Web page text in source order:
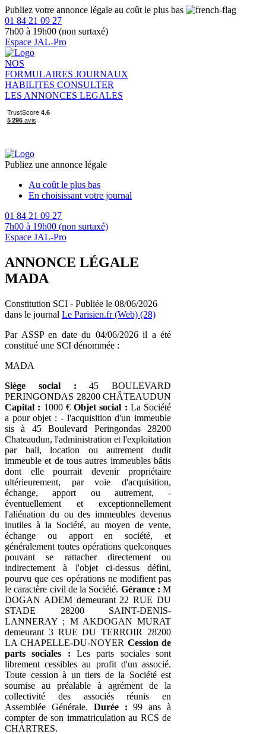
Publiez votre annonce légale au coût le plus bas
01 84 21 09 27
7h00 à 19h00 (non surtaxé)
Espace JAL-Pro
NOS
FORMULAIRES JOURNAUX
HABILITES CONSULTER
LES ANNONCES LEGALES
Publiez une annonce légale
Au coût le plus bas
En choisissant votre journal
01 84 21 09 27
7h00 à 19h00 (non surtaxé)
Espace JAL-Pro
ANNONCE LÉGALE
MADA
Constitution SCI - Publiée le 08/06/2026
dans le journal Le Parisien.fr (Web) (28)
Par ASSP en date du 04/06/2026 il a été
constitué une SCI dénommée :
MADA
Siège social : 45 BOULEVARD
PERINGONDAS 28200 CHÂTEAUDUN
Capital : 1000 € Objet social : La Société
a pour objet : - l'acquisition d'un immeuble
sis à 45 Boulevard Peringondas 28200
Chateaudun, l'administration et l'exploitation
par bail, location ou autrement dudit
immeuble et de tous autres immeubles bâtis
dont elle pourrait devenir propriétaire
ultérieurement, par voie d'acquisition,
échange, apport ou autrement, -
éventuellement et exceptionnellement
l'aliénation du ou des immeubles devenus
inutiles à la Société, au moyen de vente,
échange ou apport en société, et
généralement toutes opérations quelconques
pouvant se rattacher directement ou
indirectement à l'objet ci-dessus défini,
pourvu que ces opérations ne modifient pas
le caractère civil de la Société. Gérance : M
DOGAN ADEM demeurant 22 RUE DU
STADE 28200 SAINT-DENIS-
LANNERAY ; M AKDOGAN MURAT
demeurant 3 RUE DU TERROIR 28200
LA CHAPELLE-DU-NOYER Cession de
parts sociales : Les parts sociales sont
librement cessibles au profit d'un associé.
Toute cession à un tiers de la Société est
soumise au préalable à agrément de la
collectivité des associés réunis en
Assemblée Générale. Durée : 99 ans à
compter de son immatriculation au RCS de
CHARTRES.